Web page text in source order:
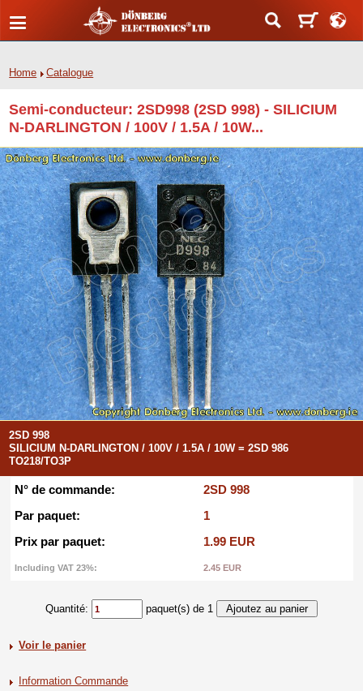
Home Catalogue
Semi-conducteur: 2SD998 (2SD 998) - SILICIUM
N-DARLINGTON / 100V / 1.5A / 10W...
2SD 998
SILICIUM N-DARLINGTON / 100V / 1.5A / 10W = 2SD 986
TO218/TO3P
N° de commande:
2SD 998
Par paquet:
1
Prix par paquet:
1.99 EUR
Including VAT 23%: 2.45 EUR
Quantité: paquet(s) de 1
Voir le panier
Information Commande